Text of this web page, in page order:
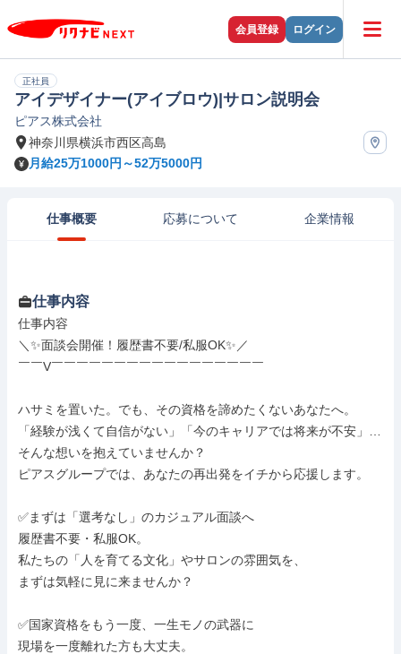
会員登録 ログイン
正社員
アイデザイナー(アイブロウ)|サロン説明会
ピアス株式会社
神奈川県横浜市西区高島
月給25万1000円～52万5000円
仕事概要 応募について 企業情報
仕事内容
仕事内容
＼✨面談会開催！履歴書不要/私服OK✨／
￣￣V￣￣￣￣￣￣￣￣￣￣￣￣￣￣￣￣￣
ハサミを置いた。でも、その資格を諦めたくないあなたへ。
「経験が浅くて自信がない」「今のキャリアでは将来が不安」…
そんな想いを抱えていませんか？
ピアスグループでは、あなたの再出発をイチから応援します。
✅まずは「選考なし」のカジュアル面談へ
履歴書不要・私服OK。
私たちの「人を育てる文化」やサロンの雰囲気を、
まずは気軽に見に来ませんか？
✅国家資格をもう一度、一生モノの武器に
現場を一度離れた方も大丈夫。